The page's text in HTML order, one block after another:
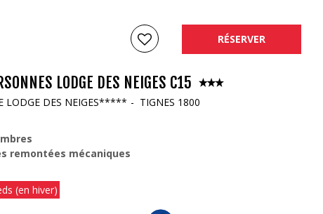
RÉSERVER
LODGE DES NEIGES C15
LODGE DES NEIGES*****
TIGNES 1800
remontées mécaniques
(en hiver)